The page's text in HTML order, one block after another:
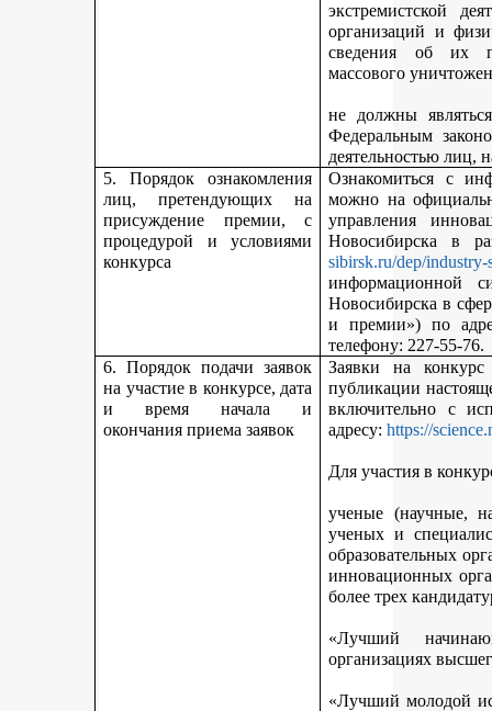
экстремистской
организаций и
сведения об их
массового
не должны
Федеральным
деятельностью лиц,
5. Порядок ознакомления
лиц, претендующих на
присуждение премии, с
процедурой и условиями
конкурса
Ознакомиться с
можно на
управления
Новосибирска в
sibirsk.ru/dep/industry-
информационной
Новосибирска в
и премии») по
телефону: 227-55-76.
6. Порядок подачи заявок
на участие в конкурсе, дата
и время начала и
окончания приема заявок
Заявки на
публикации
включительно с
адресу:https://
Для участия в
ученые (научные,
ученых и
образовательных
инновационных
более трех
«Лучший
организациях
«Лучший молодой